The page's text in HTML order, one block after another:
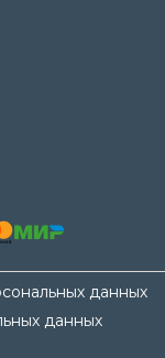
данных
данных